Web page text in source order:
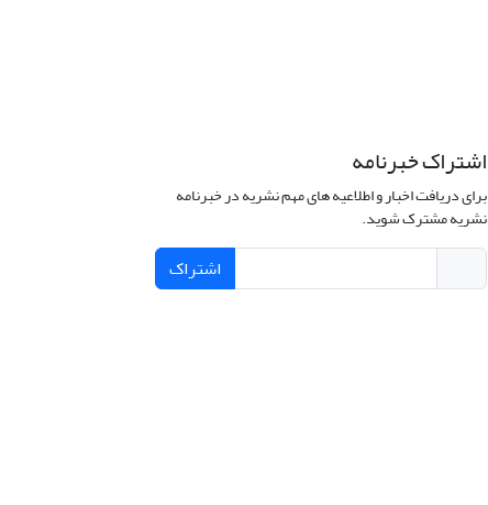
اشتراک خبرنامه
برای دریافت اخبار و اطلاعیه های مهم نشریه در خبرنامه
نشریه مشترک شوید.
اشتراک